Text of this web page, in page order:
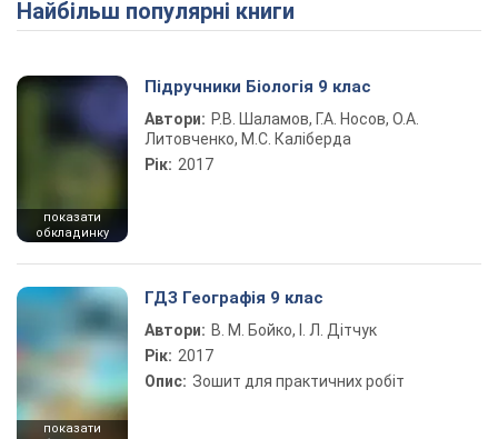
Найбільш популярні книги
показати
обкладинку
Підручники Біологія 9 клас
Автори: Р.В. Шаламов, Г.А. Носов, О.А.
Литовченко, М.С. Каліберда
Рік: 2017
показати
ГДЗ Географія 9 клас
Автори: В. М. Бойко, І. Л. Дітчук
Рік: 2017
Опис: Зошит для практичних робіт